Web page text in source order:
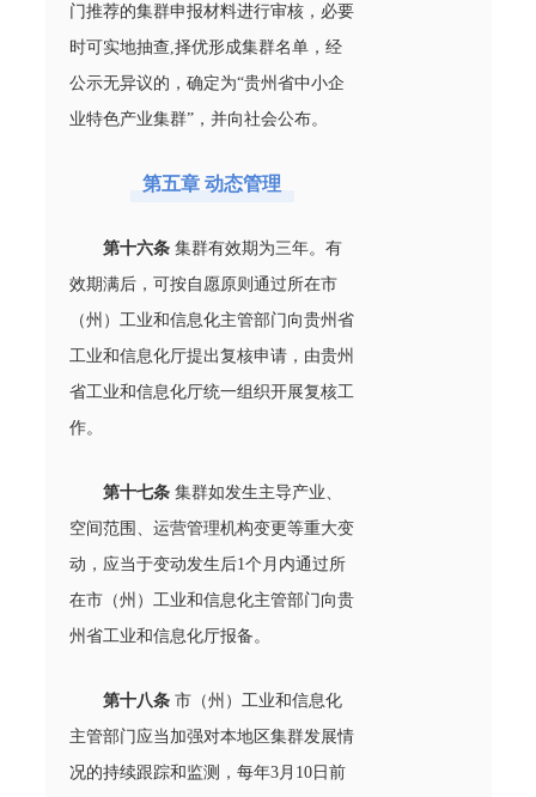
门推荐的集群申报材料进行审核，必要
时可实地抽查,择优形成集群名单，经
公示无异议的，确定为“贵州省中小企
业特色产业集群”，并向社会公布。
第五章 动态管理
第十六条集群有效期为三年。有
效期满后，可按自愿原则通过所在市
（州）工业和信息化主管部门向贵州省
工业和信息化厅提出复核申请，由贵州
省工业和信息化厅统一组织开展复核工
作。
第十七条集群如发生主导产业、
空间范围、运营管理机构变更等重大变
动，应当于变动发生后1个月内通过所
在市（州）工业和信息化主管部门向贵
州省工业和信息化厅报备。
第十八条市（州）工业和信息化
主管部门应当加强对本地区集群发展情
况的持续跟踪和监测，每年3月10日前